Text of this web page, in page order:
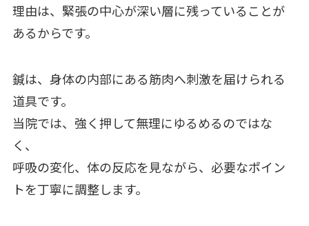
理由は、緊張の中心が深い層に残っていることが
あるからです。
鍼は、身体の内部にある筋肉へ刺激を届けられる
道具です。
当院では、強く押して無理にゆるめるのではな
く、
呼吸の変化、体の反応を見ながら、必要なポイン
トを丁寧に調整します。